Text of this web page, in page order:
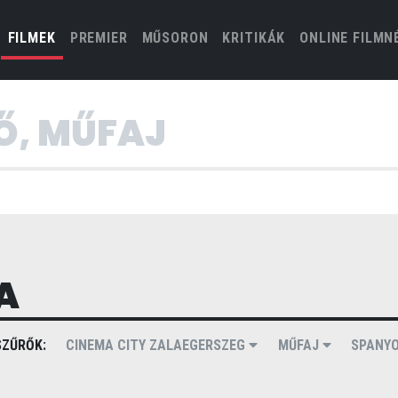
FILMEK(CURRENT)
PREMIER MŰSORON KRITIKÁK ONLINE
CINEMA CITY ZALAEGERSZEG MŰFAJ